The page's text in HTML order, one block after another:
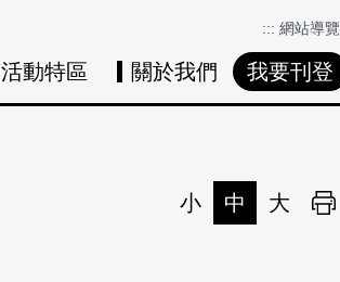
::: 網站導覽
活動特區 關於我們 我要刊登
小 中 大